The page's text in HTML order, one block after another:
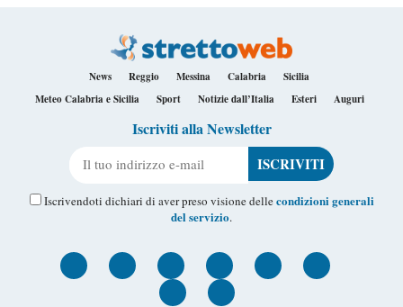
News Reggio Messina Calabria
Sicilia
Meteo Calabria e Sicilia
Sport Notizie dall’Italia Esteri Auguri
Iscriviti alla Newsletter
Iscrivendoti dichiari di aver preso visione dellecondizioni generali
del servizio.